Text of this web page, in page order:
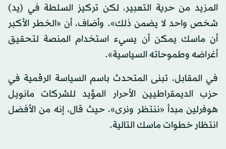
المزيد من حرية التعبير، لكن تركيز السلطة في (يد)
شخص واحد لا يضمن ذلك». وأضاف، أن «الخطر الأكبر
أن ماسك يمكن أن يسيء استخدام المنصة لتحقيق
أغراضه وطموحاته السياسية».
في المقابل، تبنى المتحدث باسم السياسة الرقمية في
حزب الديمقراطيين الأحرار المؤيد للشركات مانويل
هوفرلين مبدأ «ننتظر ونرى»، حيث قال، إنه من الأفضل
انتظار خطوات ماسك التالية.